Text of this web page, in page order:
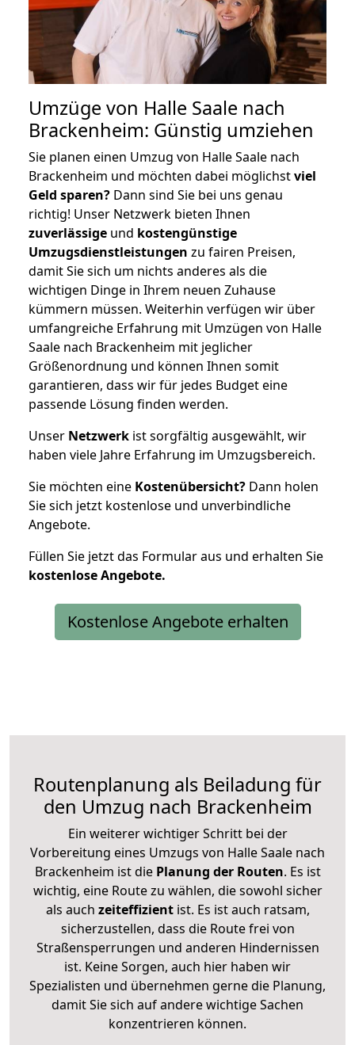
Umzüge von Halle Saale nach
Brackenheim: Günstig umziehen
Sie planen einen Umzug von Halle Saale nach
Brackenheim und möchten dabei möglichstviel
Geld sparen? Dann sind Sie bei uns genau
richtig! Unser Netzwerk bieten Ihnen
zuverlässige und kostengünstige
Umzugsdienstleistungen zu fairen Preisen,
damit Sie sich um nichts anderes als die
wichtigen Dinge in Ihrem neuen Zuhause
kümmern müssen. Weiterhin verfügen wir über
umfangreiche Erfahrung mit Umzügen von Halle
Saale nach Brackenheim mit jeglicher
Größenordnung und können Ihnen somit
garantieren, dass wir für jedes Budget eine
passende Lösung finden werden.
Unser Netzwerk ist sorgfältig ausgewählt, wir
haben viele Jahre Erfahrung im Umzugsbereich.
Sie möchten eine Kostenübersicht? Dann holen
Sie sich jetzt kostenlose und unverbindliche
Angebote.
Füllen Sie jetzt das Formular aus und erhalten Sie
kostenloseAngebote.
Kostenlose Angebote erhalten
Routenplanung als Beiladung für
den Umzug nach Brackenheim
Ein weiterer wichtiger Schritt bei der
Vorbereitung eines Umzugs von Halle Saale nach
Brackenheim ist diePlanung der Routen. Es ist
wichtig, eine Route zu wählen, die sowohl sicher
als auch zeiteffizientist. Es ist auch ratsam,
sicherzustellen, dass die Route frei von
Straßensperrungen und anderen Hindernissen
ist. Keine Sorgen, auch hier haben wir
Spezialisten und übernehmen gerne die Planung,
damit Sie sich auf andere wichtige Sachen
konzentrieren können.